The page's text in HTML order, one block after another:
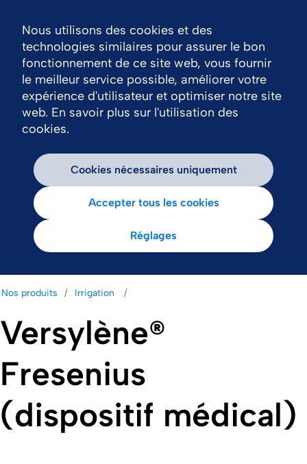
Nos produits Irrigation
Versylène®
Fresenius
(dispositif médical)
Nous utilisons des cookies et des
technologies similaires pour assurer le bon
fonctionnement de ce site web, vous fournir
le meilleur service possible, améliorer votre
expérience d'utilisateur et optimiser notre site
web. En savoir plus sur l'utilisation des
cookies.
Cookies nécessaires uniquement
Accepter tous les cookies
Réglages